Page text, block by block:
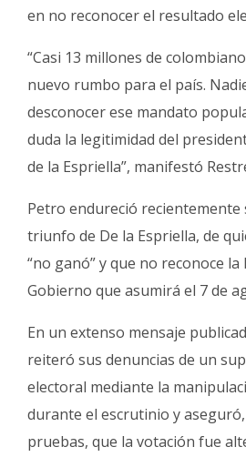
en no reconocer el resultado
“Casi 13 millones de
nuevo rumbo para el país.
desconocer ese mandato
duda la legitimidad del
de la Espriella”, manifestó
Petro endureció recientemente
triunfo de De la Espriella, de
“no ganó” y que no reconoce
Gobierno que asumirá el 7 de
En un extenso mensaje
reiteró sus denuncias de un
electoral mediante la
durante el escrutinio y
pruebas, que la votación fue